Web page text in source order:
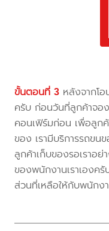
ขั้นตอนที่ 3 หลังจากโ
ครับ ก่อนวันที่ลูกค้าจอ
คอนเฟิร์มก่อน เพื่อลูก
ของ เรามีบริการรถข
ลูกค้าเก็บของรอเราอ
ของพนักงานเราเองครั
ส่วนที่เหลือให้กับพนักง